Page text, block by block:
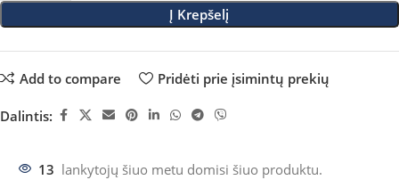
Į Krepšelį
Add to compare Pridėti prie įsimintų prekių
Dalintis:
13 lankytojų šiuo metu domisi šiuo produktu.